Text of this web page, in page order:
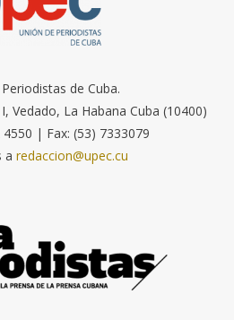
de Cuba.
Vedado, La Habana Cuba (10400)
4550 | Fax: (53) 7333079
a redaccion@upec.cu